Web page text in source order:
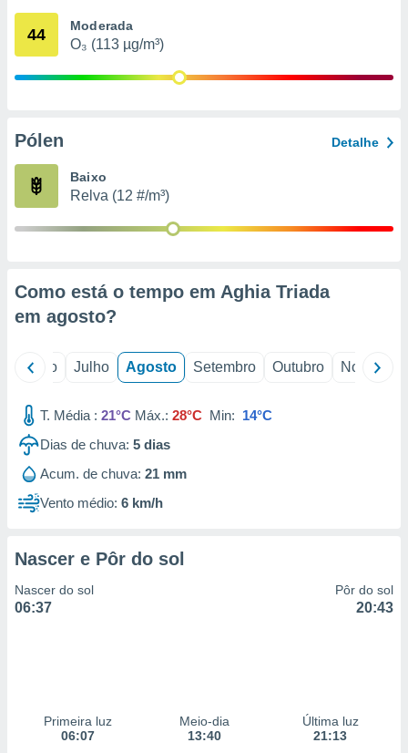
através
estudos
1199
44 Moderada
O₃ (113 µg/m³)
Pólen Detalhe
Baixo
Relva (12 #/m³)
Como está o tempo em Aghia Triada
em agosto?
Junho Julho Agosto Setembro Outubro Novembro
T. Média : 21°C Máx.: 28°C Min: 14°C
Dias de chuva: 5 dias
Acum. de chuva: 21 mm
Vento médio: 6 km/h
Nascer e Pôr do sol
Nascer do sol
06:37
Pôr do sol
20:43
Primeira luz
06:07
Meio-dia
13:40
Última luz
21:13